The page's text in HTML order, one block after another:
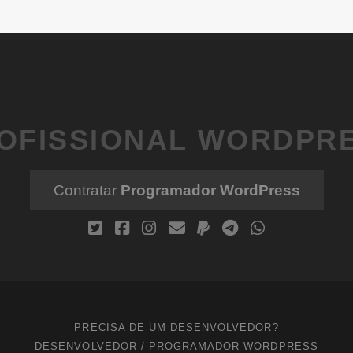
Contratar Programador WordPress
PRECISA DE UM DESENVOLVEDOR?
DESENVOLVEDOR / PROGRAMADOR WORDPRESS